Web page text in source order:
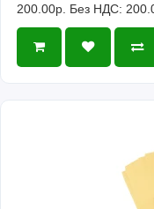
200.00р. Без НДС: